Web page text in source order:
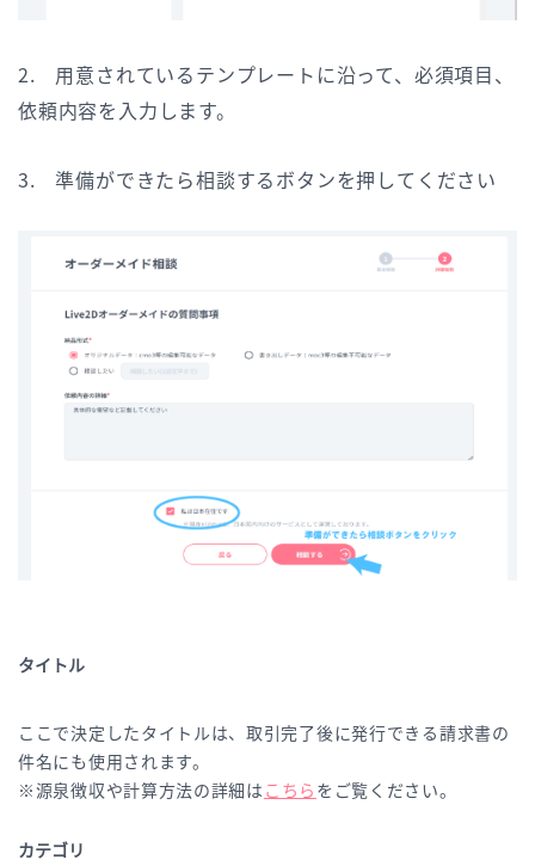
2. 用意されているテンプレートに沿って、必須項目、
依頼内容を入力します。
3. 準備ができたら相談するボタンを押してください
タイトル
ここで決定したタイトルは、取引完了後に発行できる請求書の
件名にも使用されます。
※源泉徴収や計算方法の詳細は こちら をご覧ください。
カテゴリ